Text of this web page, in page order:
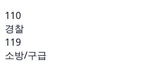
110
경찰
119
소방/구급